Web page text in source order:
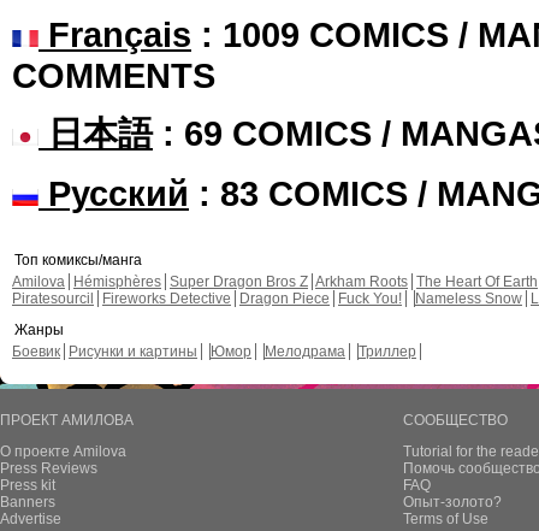
Français : 1009 COMICS /
COMMENTS
日本語: 69 COMICS /
Русский : 83 COMICS /
Топ комиксы/манга
Amilova
Hémisphères Super Dragon Bros Z Arkham Roots The Heart Of Earth
Piratesourcil
Fireworks Detective Dragon Piece Fuck You! Nameless Snow
Жанры
Боевик
Рисунки и картины Юмор Мелодрама Триллер
ПРОЕКТ АМИЛОВА
О проекте Amilova
Press Reviews
Press kit
Banners
Advertise
СООБЩЕСТВО
Tutorial for the
Помочь
FAQ
Опыт-золото?
Terms of Use